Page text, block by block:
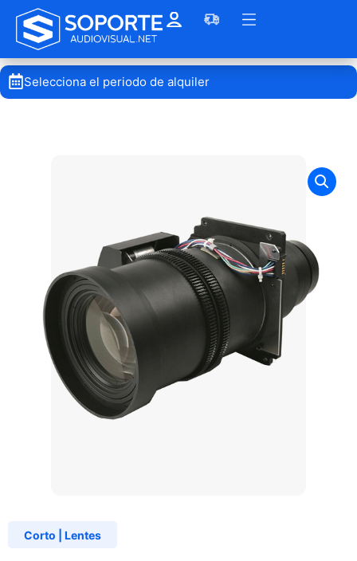
Selecciona el periodo de alquiler
Corto Lentes